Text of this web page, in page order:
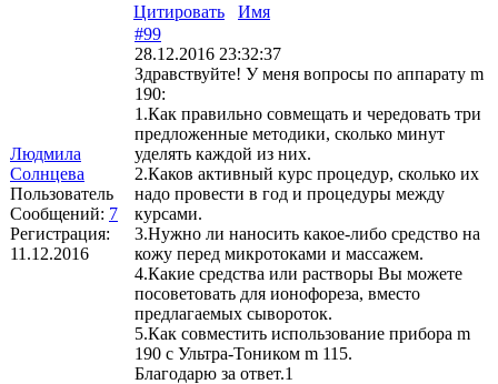
Цитировать
Имя
Людмила
Солнцева
Пользователь
Сообщений: 7
Регистрация:
11.12.2016
#99
28.12.2016 23:32:37
Здравствуйте! У меня вопросы по аппарату m
190:
1.Как правильно совмещать и чередовать три
предложенные методики, сколько минут
уделять каждой из них.
2.Каков активный курс процедур, сколько их
надо провести в год и процедуры между
курсами.
3.Нужно ли наносить какое-либо средство на
кожу перед микротоками и массажем.
4.Какие средства или растворы Вы можете
посоветовать для ионофореза, вместо
предлагаемых сывороток.
5.Как совместить использование прибора m
190 c Ультра-Тоником m 115.
Благодарю за ответ.1